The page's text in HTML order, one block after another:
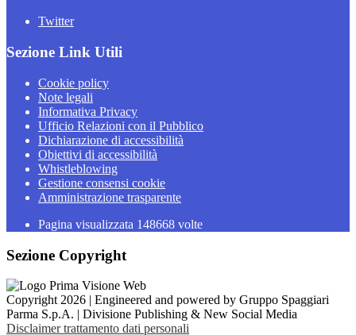
Twitter
Sezione Link Utili
Cookie policy
Note legali
Informativa Privacy
Ufficio Relazioni con il Pubblico
Dichiarazione di accessibilità
Obiettivi di accessibilità
Whistleblowing
Gestione consensi cookie
Amministrazione trasparente
Pagina visualizzata 148668 volte
Sezione Copyright
Copyright 2026 | Engineered and powered by Gruppo Spaggiari
Parma S.p.A. | Divisione Publishing & New Social Media
Disclaimer trattamento dati personali